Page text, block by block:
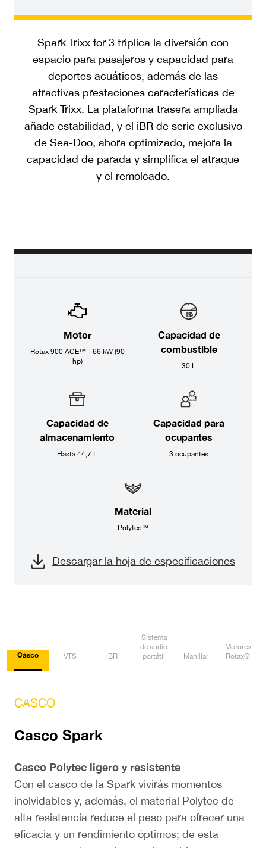
Spark Trixx for 3 triplica la diversión con
espacio para pasajeros y capacidad para
deportes acuáticos, además de las
atractivas prestaciones características de
Spark Trixx. La plataforma trasera ampliada
añade estabilidad, y el iBR de serie exclusivo
de Sea-Doo, ahora optimizado, mejora la
capacidad de parada y simplifica el atraque
y el remolcado.
Motor
Rotax 900 ACE™ - 66 kW (90
hp)
Capacidad de
combustible
30 L
Capacidad de
almacenamiento
Hasta 44,7 L
Capacidad para
ocupantes
3 ocupantes
Material
Polytec™
Descargar la hoja de especificaciones
Casco VTS iBR
Sistema
de audio
portátil
Manillar
Motores
Rotax®
CASCO
Casco Spark
Casco Polytec ligero y resistente
Con el casco de la Spark vivirás momentos
inolvidables y, además, el material Polytec de
alta resistencia reduce el peso para ofrecer una
eficacia y un rendimiento óptimos; de esta